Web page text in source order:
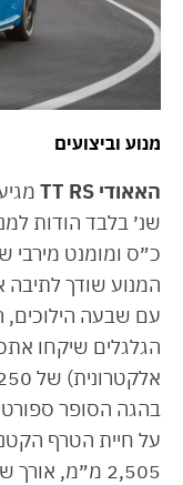
מנוע וביצועים
האאודי TT RS
עם שבעה
הגלגלים שיקחו
אלקטרונית) של 250 קמ״ש.
על חיית הטרף